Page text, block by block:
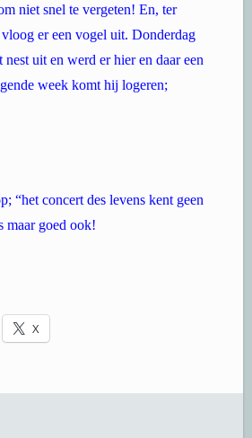
niet snel te vergeten! En, ter
er een vogel uit. Donderdag
uit en werd er hier en daar een
week komt hij logeren;
“het concert des levens kent geen
maar goed ook!
X